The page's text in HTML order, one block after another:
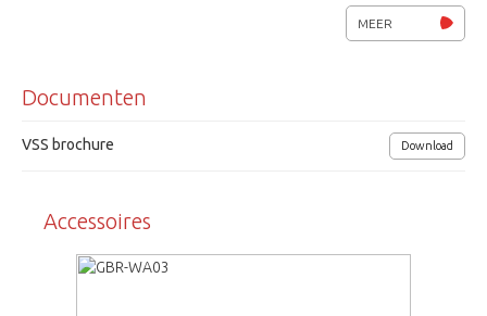
IR-filter, Smart IR, D&N, Defog
Wide Dynamic Range (WDR), ACE
Voedingsspanning 12Vdc, 250mA
Afmetingen (bxhxd) 55x59x50mm
MEER
Documenten
VSS brochure Download
Accessoires